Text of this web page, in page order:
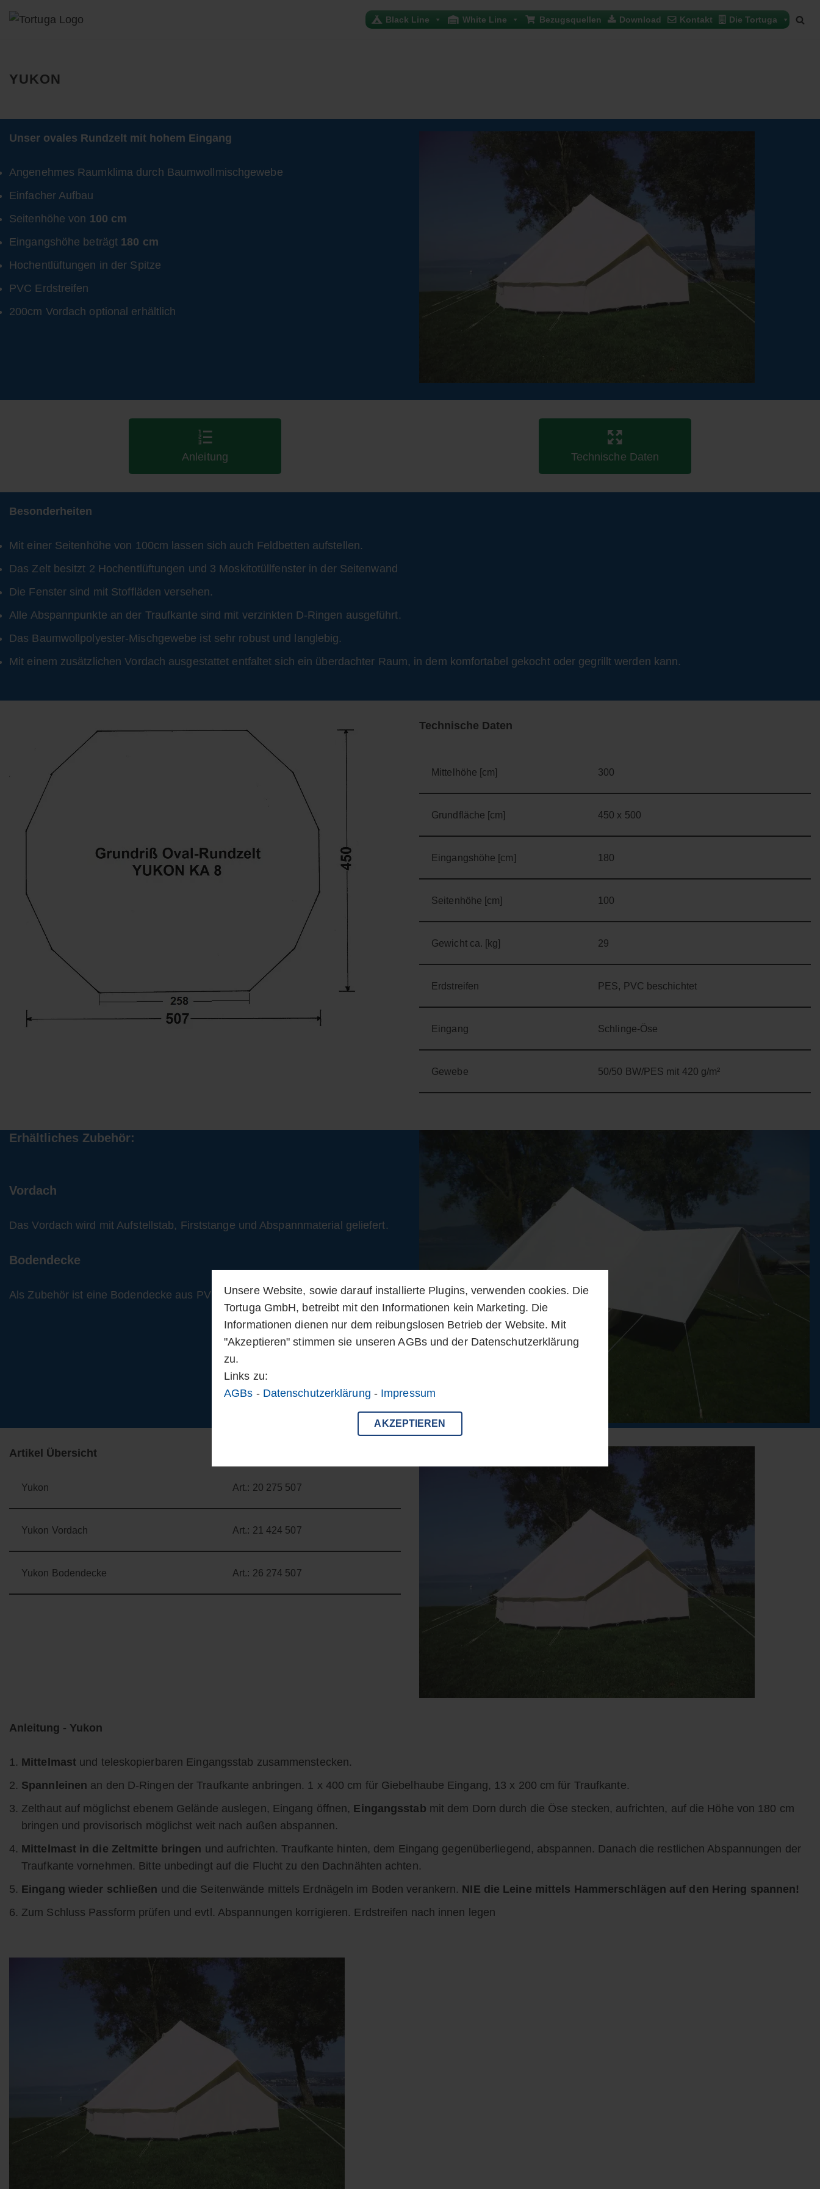
Unsere Website, sowie darauf installierte Plugins, verwenden cookies. Die
Tortuga GmbH, betreibt mit den Informationen kein Marketing. Die
Informationen dienen nur dem reibungslosen Betrieb der Website. Mit
"Akzeptieren" stimmen sie unseren AGBs und der Datenschutzerklärung
zu.
Links zu:
AGBs - Datenschutzerklärung - Impressum
AKZEPTIEREN
Black Line White Line Bezugsquellen Download Kontakt Die Tortuga
YUKON
Unser ovales Rundzelt mit hohem Eingang
Angenehmes Raumklima durch Baumwollmischgewebe
Einfacher Aufbau
Seitenhöhe von 100 cm
Eingangshöhe beträgt 180 cm
Hochentlüftungen in der Spitze
PVC Erdstreifen
200cm Vordach optional erhältlich
Anleitung Technische Daten
Besonderheiten
Mit einer Seitenhöhe von 100cm lassen sich auch Feldbetten aufstellen.
Das Zelt besitzt 2 Hochentlüftungen und 3 Moskitotüllfenster in der Seitenwand
Die Fenster sind mit Stoffläden versehen.
Alle Abspannpunkte an der Traufkante sind mit verzinkten D-Ringen ausgeführt.
Das Baumwollpolyester-Mischgewebe ist sehr robust und langlebig.
Mit einem zusätzlichen Vordach ausgestattet entfaltet sich ein überdachter Raum, in dem komfortabel gekocht oder gegrillt werden kann.
Technische Daten
Mittelhöhe [cm] 300
Grundfläche [cm] 450 x 500
Eingangshöhe [cm] 180
Seitenhöhe [cm] 100
Gewicht ca. [kg] 29
Erdstreifen PES, PVC beschichtet
Eingang Schlinge-Öse
Gewebe 50/50 BW/PES mit 420 g/m²
Erhältliches Zubehör:
Vordach
Das Vordach wird mit Aufstellstab, Firststange und Abspannmaterial geliefert.
Bodendecke
Als Zubehör ist eine Bodendecke aus PVC beschichtetem Polyester erhältlich.
Artikel Übersicht
Yukon Art.: 20 275 507
Yukon Vordach Art.: 21 424 507
Yukon Bodendecke Art.: 26 274 507
Anleitung - Yukon
Mittelmast und teleskopierbaren Eingangsstab zusammenstecken.
Spannleinen an den D-Ringen der Traufkante anbringen. 1 x 400 cm für Giebelhaube Eingang, 13 x 200 cm für Traufkante.
Zelthaut auf möglichst ebenem Gelände auslegen, Eingang öffnen, Eingangsstab mit dem Dorn durch die Öse stecken, aufrichten, auf die Höhe von 180 cm
bringen und provisorisch möglichst weit nach außen abspannen.
Mittelmast in die Zeltmitte bringen und aufrichten. Traufkante hinten, dem Eingang gegenüberliegend, abspannen. Danach die restlichen Abspannungen der
Traufkante vornehmen. Bitte unbedingt auf die Flucht zu den Dachnähten achten.
Eingang wieder schließen und die Seitenwände mittels Erdnägeln im Boden verankern. NIE die Leine mittels Hammerschlägen auf den Hering spannen!
Zum Schluss Passform prüfen und evtl. Abspannungen korrigieren. Erdstreifen nach innen legen